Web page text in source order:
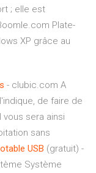
; elle est
Plate-
XP grâce au
- clubic.com A
de faire de
sera ainsi
sans
USB (gratuit) -
Système